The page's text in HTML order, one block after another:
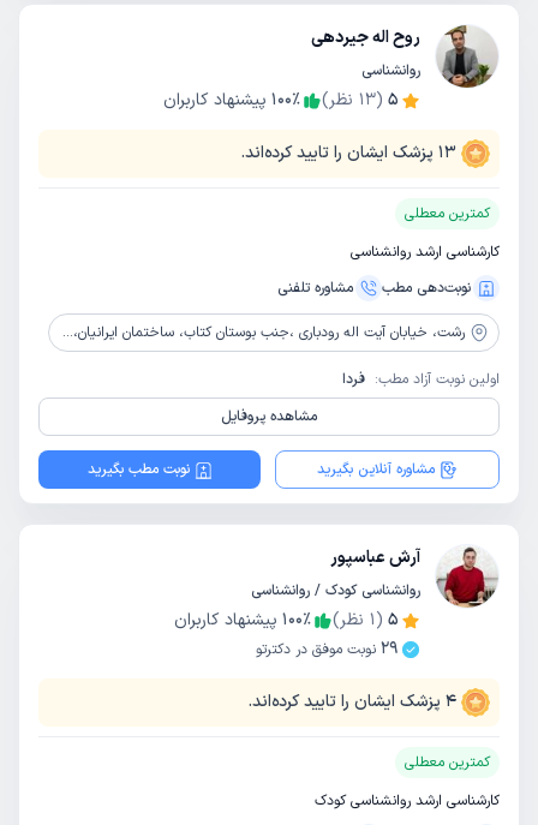
روح اله جیردهی
روانشناسی
5
(
13 نظر) 100٪ پیشنهاد کاربران
13 پزشک ایشان را تایید کرده‌اند.
کمترین معطلی
کارشناسی ارشد روانشناسی
نوبت‌دهی مطب
مشاوره‌ تلفنی
رشت، خیابان آیت اله رودباری ،جنب بوستان کتاب، ساختمان ایرانیان، طبقه سوم واحد5
اولین نوبت آزاد مطب: فردا
مشاهده پروفایل
مشاوره آنلاین بگیرید نوبت مطب بگیرید
آرش عباسپور
روانشناسی کودک / روانشناسی
5
(
1 نظر) 100٪
پیشنهاد کاربران
29 نوبت موفق در دکترتو
4 پزشک ایشان را تایید کرده‌اند.
کمترین معطلی
کارشناسی ارشد روانشناسی کودک